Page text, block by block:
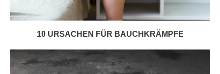
10 URSACHEN FÜR BAUCHKRÄMPFE